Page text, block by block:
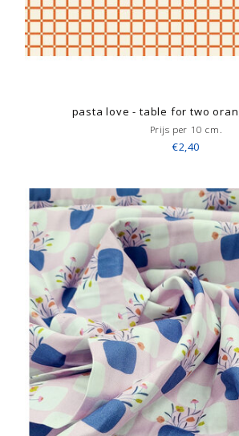
pasta love - table for two
Prijs per 10 cm.
€2,40